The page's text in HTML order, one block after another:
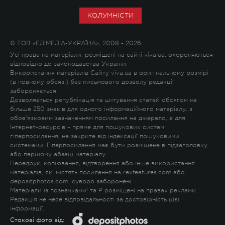
КОЛУМНІСТИ
© ТОВ «ЕДІМЕДІА-УКРАЇНА», 2008 - 2026
Усі права на матеріали, розміщені на сайті viva.ua, охороняються
відповідно до законодавства України.
Використання матеріалів Сайту viva.ua в оригінальному розмірі
(в повному обсязі) без письмового дозволу редакції
забороняється.
Дозволяється републікація та цитування статей обсягом не
більше 250 знаків для одного інформаційного матеріалу, з
обов'язковим зазначенням посилання на джерело, а для
Інтернет-ресурсів – пряме для пошукових систем
гіперпосилання, не закрите від індексації пошуковими
системами. Гіперпосилання має бути розміщене в підзаголовку
або першому абзаці матеріалу.
Передрук, копіювання, відтворення або інше використання
матеріалів, які містять посилання на rexfeatures.com або
depositphotos.com, суворо заборонені.
Матеріали із позначками! та P розміщені на правах реклами.
Редакція не несе відповідальності за достовірність цієї
інформації.
Стокові фото від: